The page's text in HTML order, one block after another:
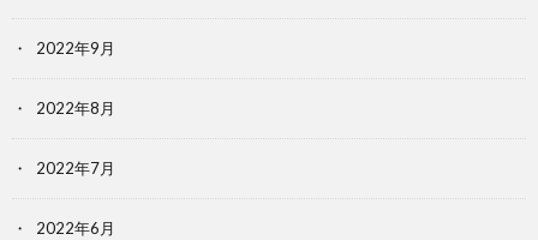
2022年9月
2022年8月
2022年7月
2022年6月